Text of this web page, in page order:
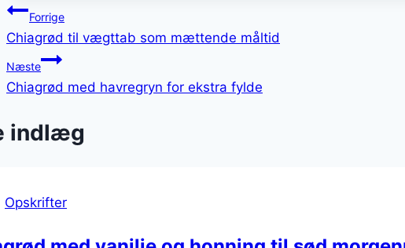
Indlægsnavigation
Forrige
Chiagrød til vægttab som mættende måltid
Næste
Chiagrød med havregryn for ekstra fylde
indlæg
Opskrifter